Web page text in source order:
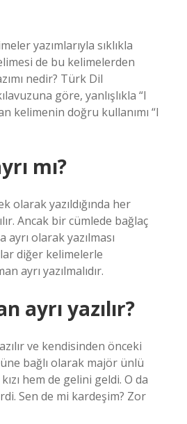
yazımlarıyla sıklıkla
de bu kelimelerden
nedir? Türk Dil
göre, yanlışlıkla “I
kelimenin doğru kullanımı “I
mı?
olarak yazıldığında her
Ancak bir cümlede bağlaç
ayrı olarak yazılması
diğer kelimelerle
ayrı yazılmalıdır.
ayrı yazılır?
ve kendisinden önceki
bağlı olarak majör ünlü
hem de gelini geldi. O da
Sen de mi kardeşim? Zor